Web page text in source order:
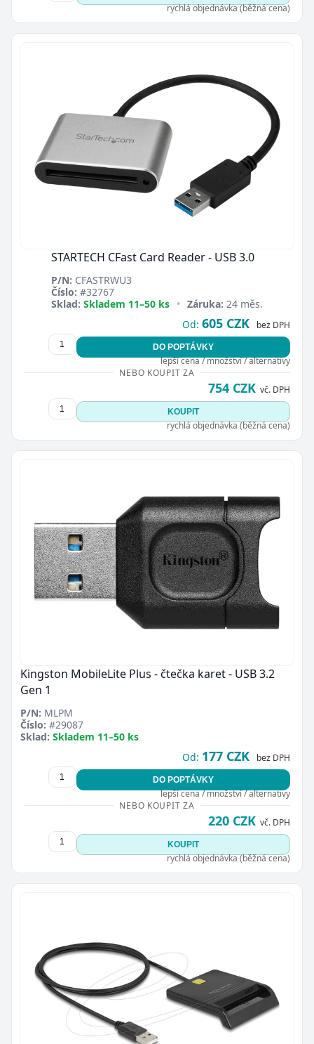
rychlá objednávka (běžná cena)
STARTECH CFast Card Reader - USB 3.0
P/N: CFASTRWU3
Číslo: #32767
Sklad: Skladem 11–50 ks • Záruka: 24 měs.
Od: 605 CZK bez DPH
DO POPTÁVKY
lepší cena / množství / alternativy
NEBO KOUPIT ZA
754 CZK vč. DPH
KOUPIT
rychlá objednávka (běžná cena)
Kingston MobileLite Plus - čtečka karet - USB 3.2
Gen 1
P/N: MLPM
Číslo: #29087
Sklad: Skladem 11–50 ks
Od: 177 CZK bez DPH
DO POPTÁVKY
lepší cena / množství / alternativy
NEBO KOUPIT ZA
220 CZK vč. DPH
KOUPIT
rychlá objednávka (běžná cena)